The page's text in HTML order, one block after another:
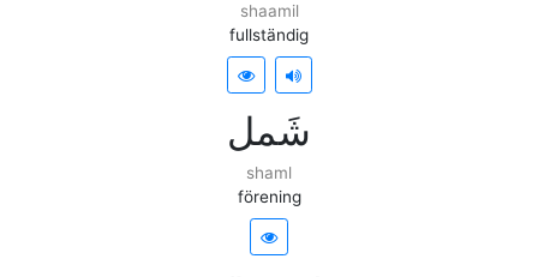
shaamil
fullständig
ﺷَﻤﻞ
shaml
förening